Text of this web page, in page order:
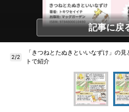
記事に戻
2/2
「きつねとたぬきといいなずけ」の
トで紹介